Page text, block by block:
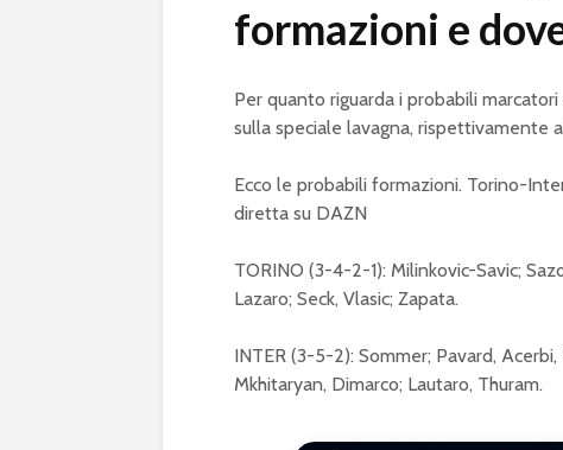
formazioni e
Per quanto riguarda i probabili
sulla speciale lavagna, rispettivamente
Ecco le probabili formazioni. Torino-
diretta su DAZN
TORINO (3-4-2-1): Milinkovic-Savic;
Lazaro; Seck, Vlasic; Zapata.
INTER (3-5-2): Sommer; Pavard,
Mkhitaryan, Dimarco; Lautaro, Thuram.